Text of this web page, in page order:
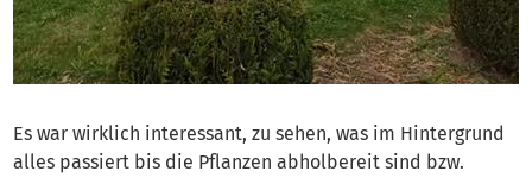
Es war wirklich interessant, zu sehen, was im Hintergrund
alles passiert bis die Pflanzen abholbereit sind bzw.